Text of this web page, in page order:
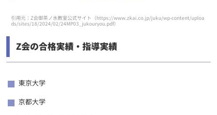
引用元：Z会御茶ノ水教室公式サイト（https://www.zkai.co.jp/juku/wp-content/uploa
ds/sites/18/2024/02/24MP03_jukouryou.pdf）
Z会の合格実績・指導実績
東京大学
京都大学